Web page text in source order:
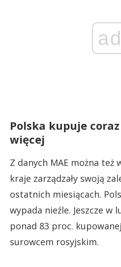
ad
Polska kupuje
więcej
Z danych MAE można też
kraje zarządzały swoją
ostatnich miesiącach.
wypada nieźle. Jeszcze w
ponad 83 proc.
surowcem rosyjskim.